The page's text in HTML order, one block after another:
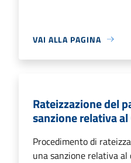
VAI ALLA PAGINA
Rateizzazione del
sanzione relativa
Procedimento di
una sanzione relativa al